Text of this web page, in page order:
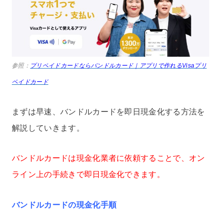
参照： プリペイドカードならバンドルカード｜アプリで作れるVisaプリ
ペイドカード
まずは早速、バンドルカードを即日現金化する方法を
解説していきます。
バンドルカードは現金化業者に依頼することで、オン
ライン上の手続きで即日現金化できます。
バンドルカードの現金化手順